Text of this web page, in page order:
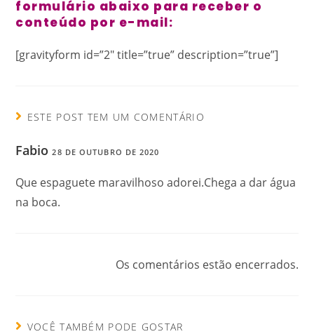
formulário abaixo para receber o
conteúdo por e-mail:
[gravityform id=”2″ title=”true” description=”true”]
ESTE POST TEM UM COMENTÁRIO
Fabio 28 DE OUTUBRO DE 2020
Que espaguete maravilhoso adorei.Chega a dar água
na boca.
Os comentários estão encerrados.
VOCÊ TAMBÉM PODE GOSTAR